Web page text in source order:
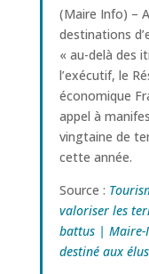
(Maire Info) –
destinations
« au-delà des
l’exécutif, le
économique
appel à
vingtaine de
cette année.
Source :
valoriser les
battus | Maire-
destiné aux